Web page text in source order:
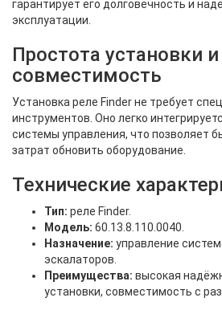
гарантирует его долговечность и
эксплуатации.
Простота установки и
совместимость
Установка реле Finder не требует
инструментов. Оно легко
системы управления, что позволяет
затрат обновить оборудование.
Технические
Тип: реле Finder.
Модель: 60.13.8.110.0040.
Назначение: управление
эскалаторов.
Преимущества: высокая
установки, совместимость с